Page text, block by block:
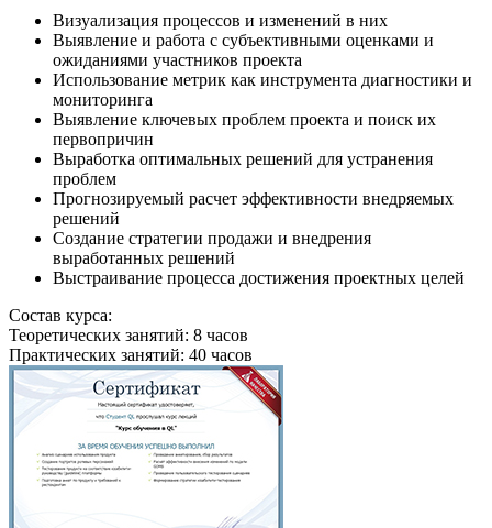
Визуализация процессов и изменений в них
Выявление и работа с субъективными оценками и
ожиданиями участников проекта
Использование метрик как инструмента диагностики и
мониторинга
Выявление ключевых проблем проекта и поиск их
первопричин
Выработка оптимальных решений для устранения
проблем
Прогнозируемый расчет эффективности внедряемых
решений
Создание стратегии продажи и внедрения
выработанных решений
Выстраивание процесса достижения проектных целей
Состав курса:
Теоретических занятий: 8 часов
Практических занятий: 40 часов